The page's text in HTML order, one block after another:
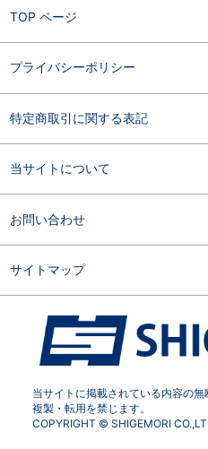
TOP ページ
プライバシーポリシー
特定商取引に関する表記
当サイトについて
お問い合わせ
サイトマップ
当サイトに掲載されている内容の
複製・転用を禁じます。
COPYRIGHT © SHIGEMORI